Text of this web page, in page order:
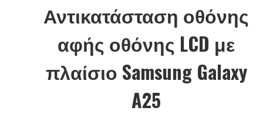
Αντικατάσταση οθόνης
αφής οθόνης LCD με
πλαίσιο Samsung Galaxy
A25